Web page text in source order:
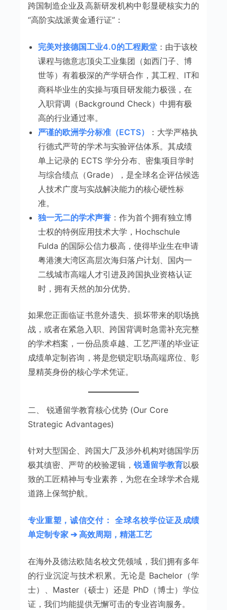
跨国制造企业及高新研发机构中彰显硬核实力的
“高阶实战派黄金通行证”：
完美对接德国工业4.0的工程殿堂：由于该校
课程与德意志顶尖工业集团（如西门子、博
世等）有着极深的产学研合作，其工程、IT和
商科毕业生的实操与项目研发能力极强，在
入职背调（Background Check）中拥有极
高的行业通过率。
严谨的欧洲学分标准（ECTS）
：大学严格执
行德式严苛的学术与实验评估体系。其成绩
单上记录的 ECTS 学分分布、密集项目学时
与综合绩点（Grade），是全球名企评估候选
人技术广度与实战解决能力的核心硬性标
准。
独一无二的学术声誉：作为首个拥有独立博
士权的特例应用技术大学，Hochschule
Fulda 的国际公信力极高，使得毕业生在申请
粤港澳大湾区高层次海归落户计划、国内一
二线城市高端人才引进及跨国执业资格认证
时，拥有天然的加分优势。
如果您正面临证书意外遗失、损坏带来的职场挑
战，或者在紧急入职、跨国背调时急需补充完整
的学术档案，一份品质卓越、工艺严谨的毕业证
成绩单定制咨询，将是您锁定职场高端席位、彰
显精英身份的核心学术凭证。
二、 锐通留学教育核心优势 (Our Core
Strategic Advantages)
针对大型国企、跨国大厂及涉外机构对德国学历
极其缜密、严苛的校验逻辑，锐通留学教育以极
致的工匠精神与专业素养，为您在全球学术合规
道路上保驾护航。
专业重塑，诚信交付：
全球名校学位证及成绩
单定制专家 ➔ 高效周期，精湛工艺
在海外及德法欧陆名校文凭领域，我们拥有多年
的行业沉淀与技术积累。无论是 Bachelor（学
士）、Master（硕士）还是 PhD（博士）学位
证，我们均能提供无懈可击的专业咨询服务。